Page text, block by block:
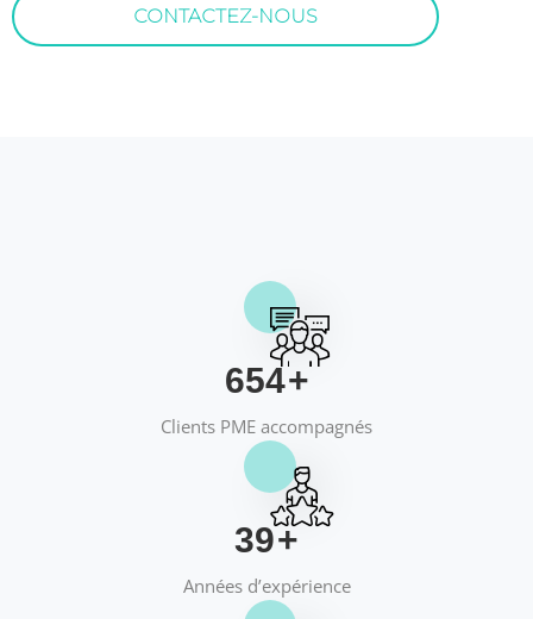
CONTACTEZ-NOUS
658+
Clients PME accompagnés
40+